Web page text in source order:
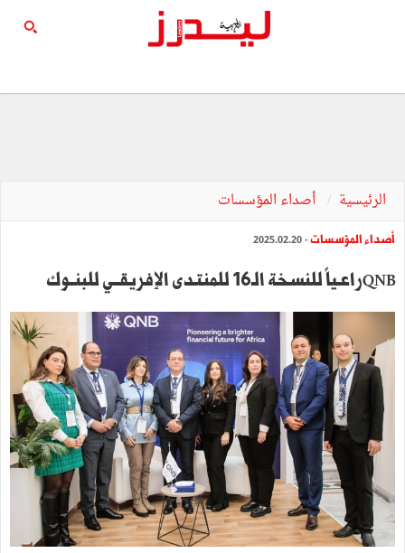
الرئيسية أصداء المؤسسات
أصداء المؤسسات- 2025.02.20
QNBراعـياً للنسخة الـ16 للمنتـدى الإفريقــي للبنــوك